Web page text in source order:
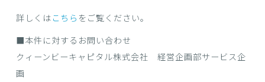
詳しくはこちら をご覧ください。
■本件に対するお問い合わせ
クィーンビーキャピタル株式会社 経営企画部サービス企
画